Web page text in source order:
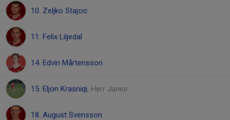
10. Zeljko Stajcic
11. Felix Liljedal
14. Edvin Mårtensson
15. Eljon Krasniqi, Herr Junior
18. August Svensson